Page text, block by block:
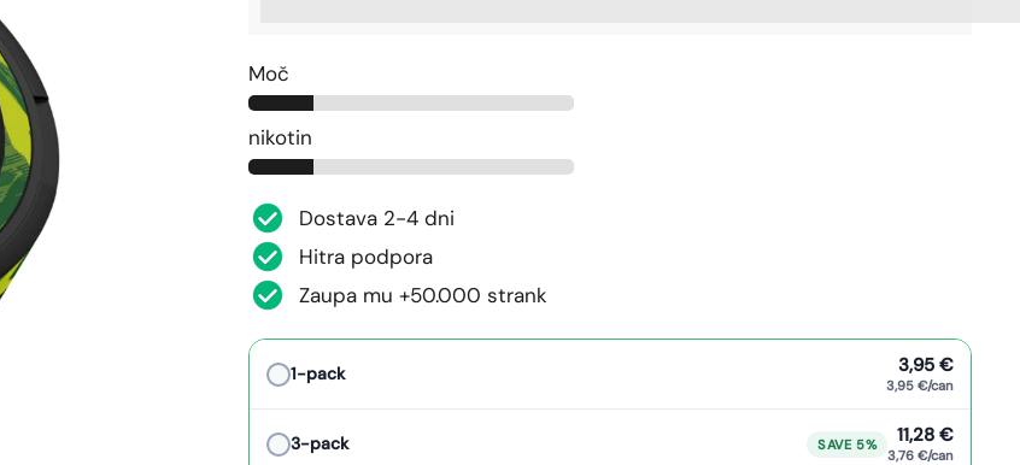
Moč
nikotin
Dostava 2-4 dni
Hitra podpora
Zaupa mu +50.000 strank
1-pack 3,95 €
3,95 €/can
3-pack SAVE 5% 11,28 €
3,76 €/can